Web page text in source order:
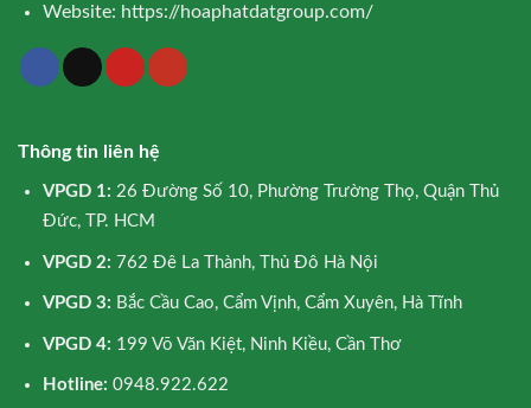
Website: https://hoaphatdatgroup.com/
Thông tin liên hệ
VPGD 1: 26 Đường Số 10, Phường Trường Thọ, Quận Thủ
Đức, TP. HCM
VPGD 2: 762 Đê La Thành, Thủ Đô Hà Nội
VPGD 3: Bắc Cầu Cao, Cẩm Vịnh, Cẩm Xuyên, Hà Tĩnh
VPGD 4: 199 Võ Văn Kiệt, Ninh Kiều, Cần Thơ
Hotline: 0948.922.622